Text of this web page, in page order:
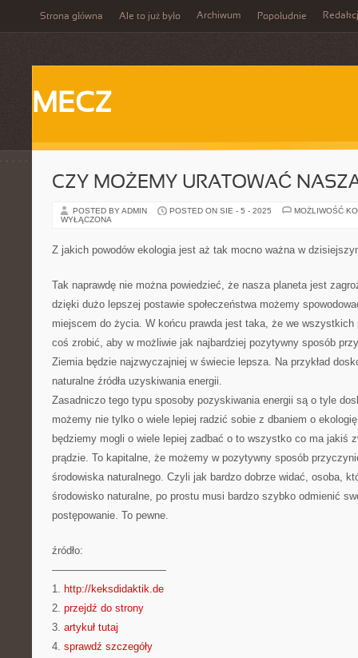
Strona główna Ale to już było Archiwum Popołudnie
MECZ
CZY MOŻEMY URATOWAĆ
POSTED BY ADMIN POSTED ON SIE - 5 - 2025
MOŻLIWOŚĆ
WYŁĄCZONA
Z jakich powodów ekologia jest aż tak mocno ważna w
Tak naprawdę nie można powiedzieć, że nasza planeta jest
dzięki dużo lepszej postawie społeczeństwa możemy
miejscem do życia. W końcu prawda jest taka, że we wszystkich
coś zrobić, aby w możliwie jak najbardziej pozytywny sposób
Ziemia będzie najzwyczajniej w świecie lepsza. Na przykład
naturalne źródła uzyskiwania energii.
Zasadniczo tego typu sposoby pozyskiwania energii są o tyle
możemy nie tylko o wiele lepiej radzić sobie z dbaniem o
będziemy mogli o wiele lepiej zadbać o to wszystko co ma jakiś
prądzie. To kapitalne, że możemy w pozytywny sposób
środowiska naturalnego. Czyli jak bardzo dobrze widać, osoba,
środowisko naturalne, po prostu musi bardzo szybko odmienić
postępowanie. To pewne.
źródło:
———————————
1. http://keksdidaktik.de
2. przejdź do strony
3. artykuł tutaj
4. sprawdź szczegóły